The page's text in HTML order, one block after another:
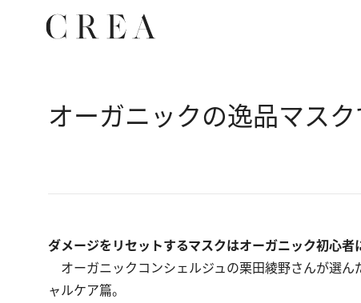
オーガニックの逸品マス
ダメージをリセットするマスクはオーガニック初心者
オーガニックコンシェルジュの栗田綾野さんが選
ャルケア篇。